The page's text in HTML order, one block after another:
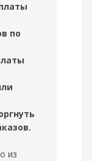
по
из